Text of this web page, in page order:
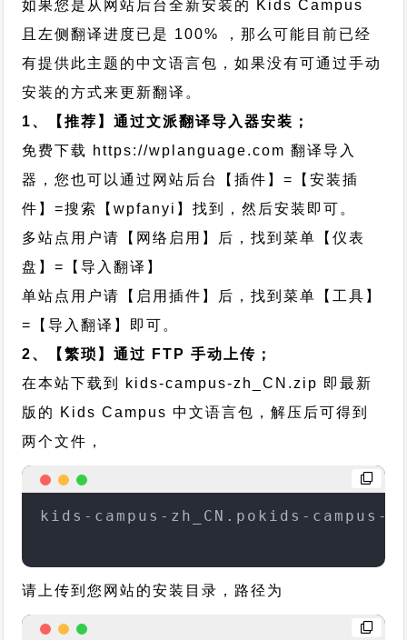
如果您是从网站后台全新安装的 Kids Campus
且左侧翻译进度已是 100% ，那么可能目前已经
有提供此主题的中文语言包，如果没有可通过手动
安装的方式来更新翻译。
1、【推荐】通过文派翻译导入器安装；
免费下载 https://wplanguage.com 翻译导入
器，您也可以通过网站后台【插件】=【安装插
件】=搜索【wpfanyi】找到，然后安装即可。
多站点用户请【网络启用】后，找到菜单【仪表
盘】=【导入翻译】
单站点用户请【启用插件】后，找到菜单【工具】
=【导入翻译】即可。
2、【繁琐】通过 FTP 手动上传；
在本站下载到 kids-campus-zh_CN.zip 即最新
版的 Kids Campus 中文语言包，解压后可得到
两个文件，
kids-campus-zh_CN.pokids-campus-
请上传到您网站的安装目录，路径为